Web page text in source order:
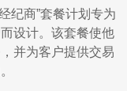
纪商”套餐计划专为
设计。该套餐使他
并为客户提供交易